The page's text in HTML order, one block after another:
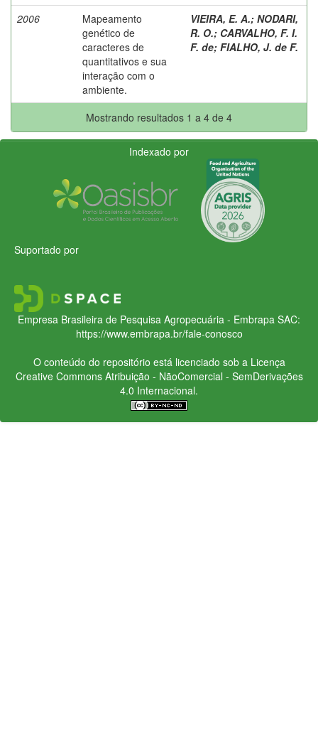
2006
Mapeamento
genético de
caracteres de
quantitativos e sua
interação com o
ambiente.
VIEIRA, E. A.; NODARI,
R. O.; CARVALHO, F. I.
F. de; FIALHO, J. de F.
Mostrando resultados 1 a 4 de 4
Indexado por
Suportado por
Empresa Brasileira de Pesquisa Agropecuária - Embrapa SAC:
https://www.embrapa.br/fale-conosco
O conteúdo do repositório está licenciado sob a Licença
Creative CommonsAtribuição - NãoComercial - SemDerivações
4.0 Internacional.